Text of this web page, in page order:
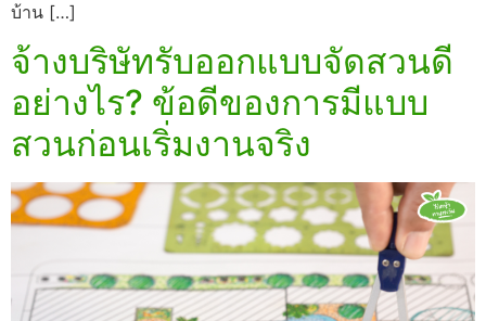
บ้าน […]
จ้างบริษัทรับออกแบบจัดสวนดี
อย่างไร? ข้อดีของการมีแบบ
สวนก่อนเริ่มงานจริง